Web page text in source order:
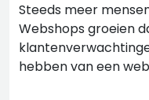
Steeds meer
Webshops groeien
hebben van een